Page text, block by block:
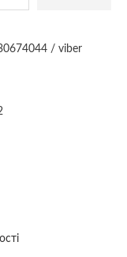
/ viber